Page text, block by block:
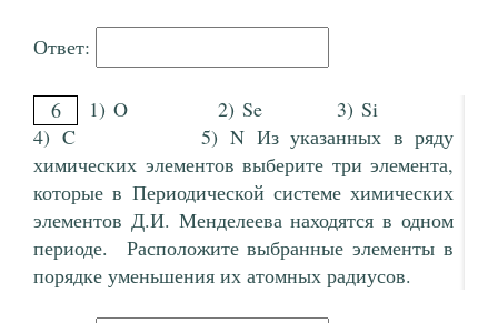
Ответ:
6
1) O 2) Se 3) Si
4) C 5) N Из указанных в ряду
химических элементов выберите три элемента,
которые в Периодической системе химических
элементов Д.И. Менделеева находятся в одном
периоде. Расположите выбранные элементы в
порядке уменьшения их атомных радиусов.